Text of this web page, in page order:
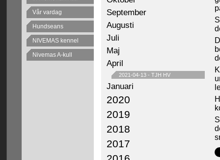
Vår vardag
Hundseans
NIVEMAS kennel
Nivemas A-kull
September
Augusti
Juli
Maj
April
2021-04-13 - TJH HV
Januari
2020
2019
2018
2017